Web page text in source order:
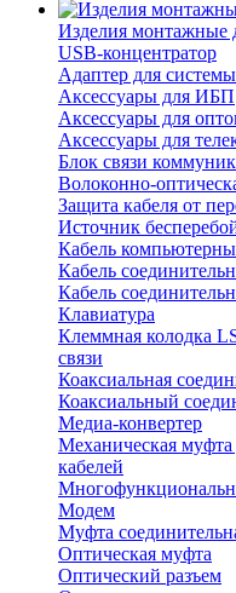
Изделия монтажные
USB-концентратор
Адаптер для системы
Аксессуары для ИБП
Аксессуары для
Аксессуары для
Блок связи
Волоконно-
Защита кабеля от
Источник
Кабель
Кабель
Кабель
Клавиатура
Клеммная колодка
связи
Коаксиальная
Коаксиальный
Медиа-конвертер
Механическая
кабелей
Модем
Муфта
Оптическая муфта
Оптический разъем